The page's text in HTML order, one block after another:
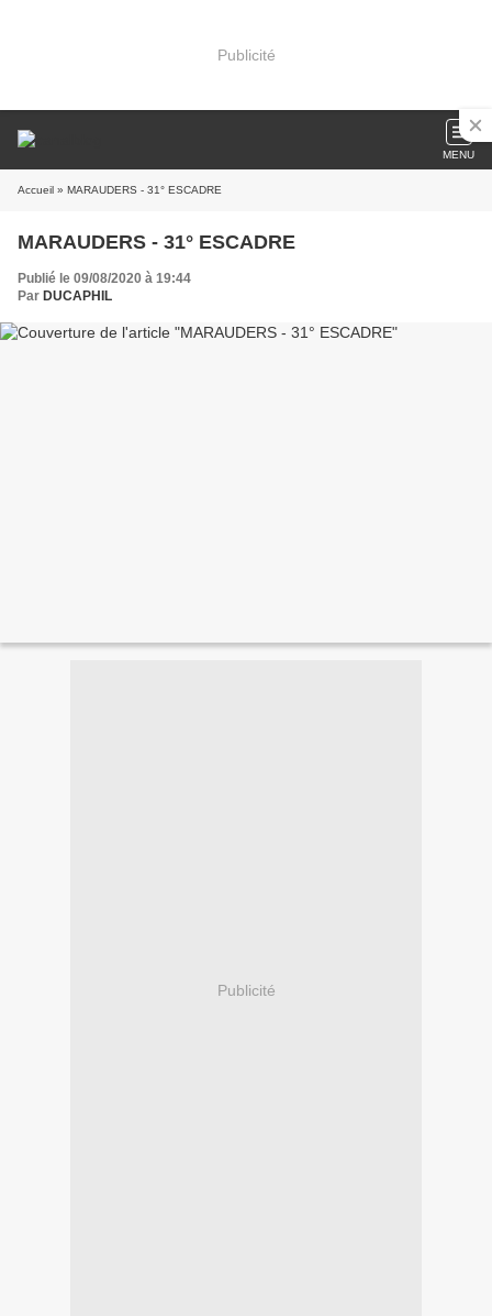
Publicité
MENU
Accueil » MARAUDERS - 31° ESCADRE
MARAUDERS - 31° ESCADRE
Publié le 09/08/2020 à 19:44
Par DUCAPHIL
Publicité